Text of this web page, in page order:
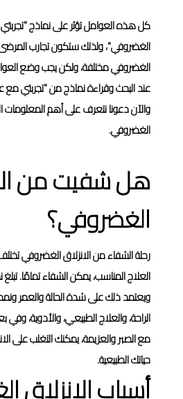
كل هذه العوامل تؤثر على نماذج "تجربتي
الغضروفي"، ولذلك ستكون تجارب المرضى
الغضروفي مختلفة، ولكن يجب وضع
عند البحث وقراءة نماذج من "تجربتي مع
والآن دعونا نتعرف على أهم المعلومات
الغضروفي.
هل شفيت من
الغضروفي؟
رحلة الشفاء من الانزلاق الغضروفي
ويعتمد ذلك على شدة الحالة والعمر ونمط
الراحة، والعلاج الطبيعي، والأدوية، وفي
مع الصبر والعزيمة، يمكنك التغلب على
حياتك الطبيعية.
أسباب الانزلاق